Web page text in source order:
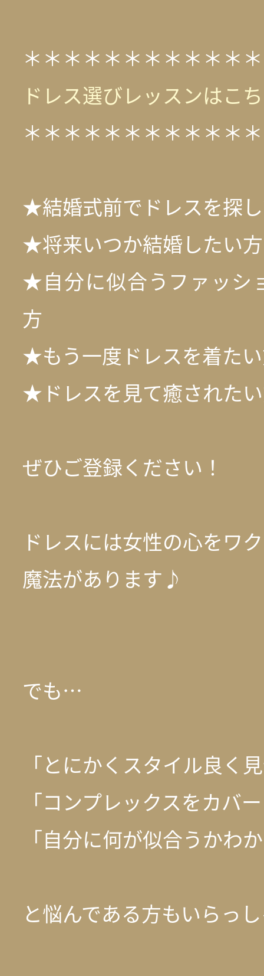
＊＊＊＊＊＊＊＊＊＊＊
ドレス選びレッスンはこ
＊＊＊＊＊＊＊＊＊＊＊
★結婚式前でドレスを探
★将来いつか結婚したい方
★自分に似合うファッシ
方
★もう一度ドレスを着た
★ドレスを見て癒された
ぜひご登録ください！
ドレスには女性の心をワ
魔法があります♪
でも…
「とにかくスタイル良く
「コンプレックスをカバ
「自分に何が似合うかわ
と悩んである方もいらっ